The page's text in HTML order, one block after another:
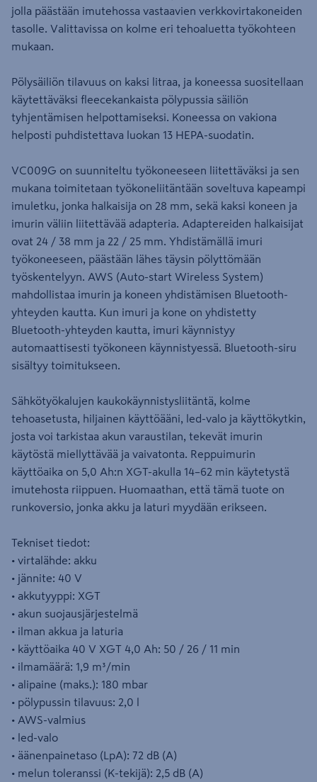
jolla päästään imutehossa vastaavien verkkovirtakoneiden
tasolle. Valittavissa on kolme eri tehoaluetta työkohteen
mukaan.
Pölysäiliön tilavuus on kaksi litraa, ja koneessa suositellaan
käytettäväksi fleecekankaista pölypussia säiliön
tyhjentämisen helpottamiseksi. Koneessa on vakiona
helposti puhdistettava luokan 13 HEPA-suodatin.
VC009G on suunniteltu työkoneeseen liitettäväksi ja sen
mukana toimitetaan työkoneliitäntään soveltuva kapeampi
imuletku, jonka halkaisija on 28 mm, sekä kaksi koneen ja
imurin väliin liitettävää adapteria. Adaptereiden halkaisijat
ovat 24 / 38 mm ja 22 / 25 mm. Yhdistämällä imuri
työkoneeseen, päästään lähes täysin pölyttömään
työskentelyyn. AWS (Auto-start Wireless System)
mahdollistaa imurin ja koneen yhdistämisen Bluetooth-
yhteyden kautta. Kun imuri ja kone on yhdistetty
Bluetooth-yhteyden kautta, imuri käynnistyy
automaattisesti työkoneen käynnistyessä. Bluetooth-siru
sisältyy toimitukseen.
Sähkötyökalujen kaukokäynnistysliitäntä, kolme
tehoasetusta, hiljainen käyttöääni, led-valo ja käyttökytkin,
josta voi tarkistaa akun varaustilan, tekevät imurin
käytöstä miellyttävää ja vaivatonta. Reppuimurin
käyttöaika on 5,0 Ah:n XGT-akulla 14–62 min käytetystä
imutehosta riippuen. Huomaathan, että tämä tuote on
runkoversio, jonka akku ja laturi myydään erikseen.
Tekniset tiedot:
• virtalähde: akku
• jännite: 40 V
• akkutyyppi: XGT
• akun suojausjärjestelmä
• ilman akkua ja laturia
• käyttöaika 40 V XGT 4,0 Ah: 50 / 26 / 11 min
• ilmamäärä: 1,9 m³/min
• alipaine (maks.): 180 mbar
• pölypussin tilavuus: 2,0 l
• AWS-valmius
• led-valo
• äänenpainetaso (LpA): 72 dB (A)
• melun toleranssi (K-tekijä): 2,5 dB (A)